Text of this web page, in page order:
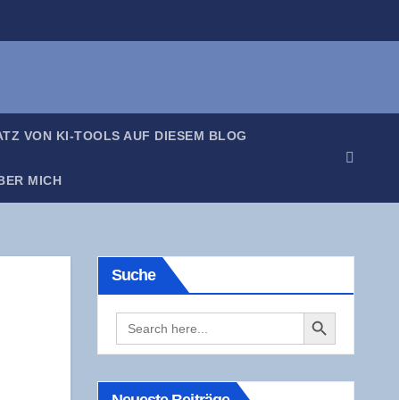
VON KI-TOOLS AUF DIE­SEM BLOG
MICH
Suche
Search
for:
Search Button